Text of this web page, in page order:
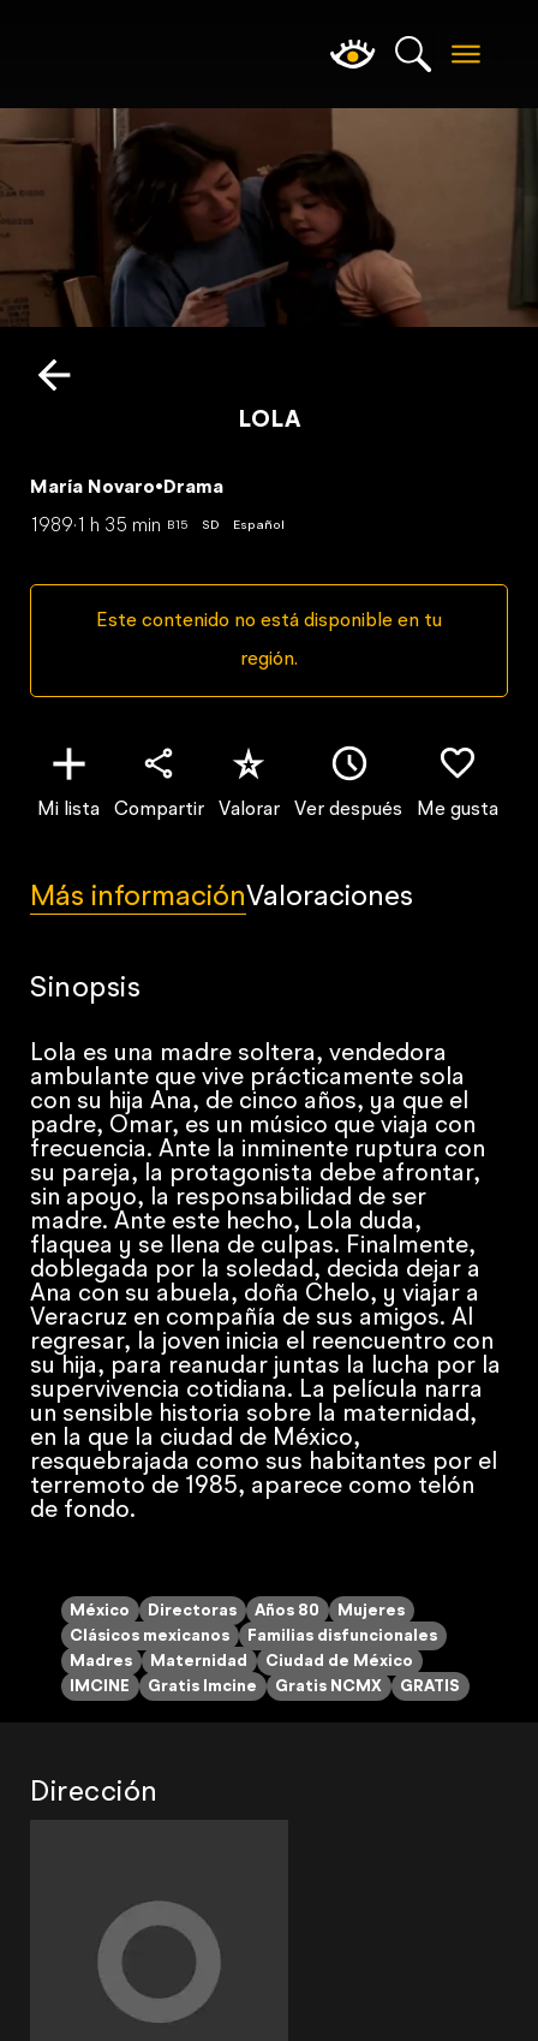
LOLA
María Novaro• Drama
1989· 1 h 35 min B15 SD Español
Este contenido no está disponible en tu
región.
Mi lista Compartir Valorar Ver después Me gusta
Más informaciónValoraciones
Sinopsis
Lola es una madre soltera, vendedora
ambulante que vive prácticamente sola
con su hija Ana, de cinco años, ya que el
padre, Omar, es un músico que viaja con
frecuencia. Ante la inminente ruptura con
su pareja, la protagonista debe afrontar,
sin apoyo, la responsabilidad de ser
madre. Ante este hecho, Lola duda,
flaquea y se llena de culpas. Finalmente,
doblegada por la soledad, decida dejar a
Ana con su abuela, doña Chelo, y viajar a
Veracruz en compañía de sus amigos. Al
regresar, la joven inicia el reencuentro con
su hija, para reanudar juntas la lucha por la
supervivencia cotidiana. La película narra
un sensible historia sobre la maternidad,
en la que la ciudad de México,
resquebrajada como sus habitantes por el
terremoto de 1985, aparece como telón
de fondo.
México Directoras Años 80
Mujeres
Clásicos mexicanos
Familias disfuncionales
Madres
Maternidad
Ciudad de México
IMCINE
Gratis Imcine Gratis NCMX GRATIS
Dirección